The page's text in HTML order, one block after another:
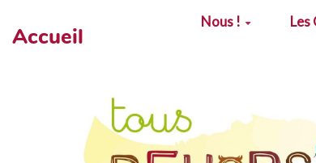
Accueil
Nous ! Les